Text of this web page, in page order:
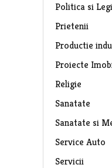
Politica si
Prietenii
Productie
Proiecte
Religie
Sanatate
Sanatate si
Service Auto
Servicii